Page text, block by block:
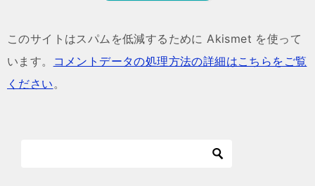
このサイトはスパムを低減するために Akismet を使って
います。
コメントデータの処理方法の詳細はこちらをご覧
ください。